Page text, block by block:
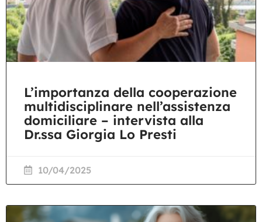
L’importanza della cooperazione
multidisciplinare nell’assistenza
domiciliare – intervista alla
Dr.ssa Giorgia Lo Presti
10/04/2025